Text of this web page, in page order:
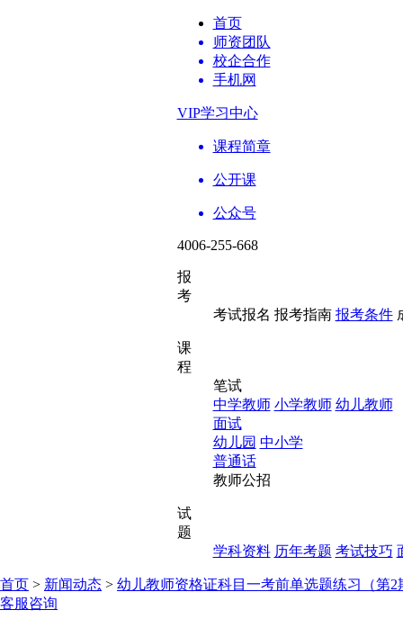
首页
师资团队
校企合作
手机网
VIP学习中心
课程简章
公开课
公众号
4006-255-668
报
考
考试报名 报考指南 报考条件
课
程
笔试
中学教师 小学教师 幼儿教师
面试
幼儿园 中小学
普通话
教师公招
试
题
学科资料 历年考题 考试技巧
首页 > 新闻动态 > 幼儿教师资格证科目一考前单选题练习（第2
客服咨询